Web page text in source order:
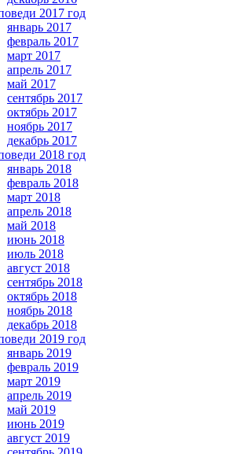
2017 год
январь 2017
февраль 2017
март 2017
апрель 2017
май 2017
сентябрь 2017
октябрь 2017
ноябрь 2017
декабрь 2017
2018 год
январь 2018
февраль 2018
март 2018
апрель 2018
май 2018
июнь 2018
июль 2018
август 2018
сентябрь 2018
октябрь 2018
ноябрь 2018
декабрь 2018
2019 год
январь 2019
февраль 2019
март 2019
апрель 2019
май 2019
июнь 2019
август 2019